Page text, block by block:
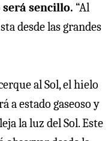
será sencillo. “Al
desde las grandes
al Sol, el hielo
a estado gaseoso y
la luz del Sol. Este